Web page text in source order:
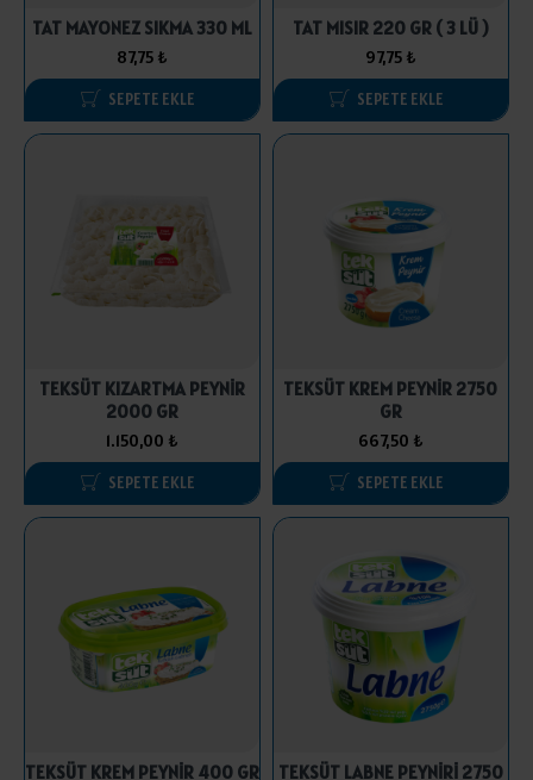
TAT MAYONEZ SIKMA 330 ML
87,75 ₺
SEPETE EKLE
TAT MISIR 220 GR ( 3 LÜ )
97,75 ₺
SEPETE EKLE
TEKSÜT KIZARTMA PEYNİR
2000 GR
1.150,00 ₺
SEPETE EKLE
TEKSÜT KREM PEYNİR 2750
GR
667,50 ₺
SEPETE EKLE
TEKSÜT KREM PEYNİR 400 GR
TEKSÜT LABNE PEYNİRİ 2750